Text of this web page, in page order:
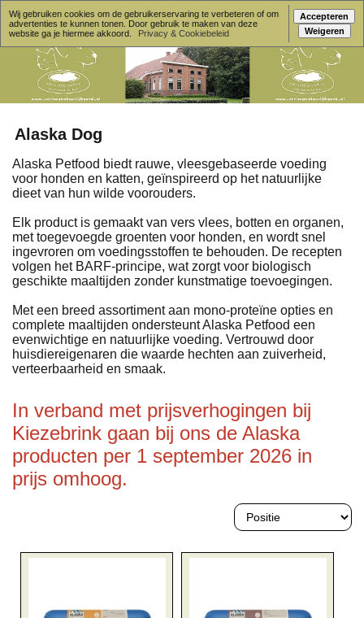
Alaska Dog
Alaska Petfood biedt rauwe, vleesgebaseerde voeding
voor honden en katten, geïnspireerd op het natuurlijke
dieet van hun wilde voorouders.
Elk product is gemaakt van vers vlees, botten en organen,
met toegevoegde groenten voor honden, en wordt snel
ingevroren om voedingsstoffen te behouden. De recepten
volgen het BARF-principe, wat zorgt voor biologisch
geschikte maaltijden zonder kunstmatige toevoegingen.
Met een breed assortiment aan mono-proteïne opties en
complete maaltijden ondersteunt Alaska Petfood een
evenwichtige en natuurlijke voeding. Vertrouwd door
huisdiereigenaren die waarde hechten aan zuiverheid,
verteerbaarheid en smaak.
In verband met prijsverhogingen bij
Kiezebrink gaan bij ons de Alaska
producten per 1 september 2026 in
prijs omhoog.
Wij gebruiken cookies om de gebruikerservaring te verbeteren of om
advertenties te kunnen tonen. Door gebruik te maken van deze
website ga je hiermee akkoord.
Privacy & Cookiebeleid
Accepteren
Weigeren